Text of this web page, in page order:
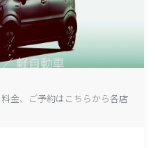
金、ご予約はこちらから各店